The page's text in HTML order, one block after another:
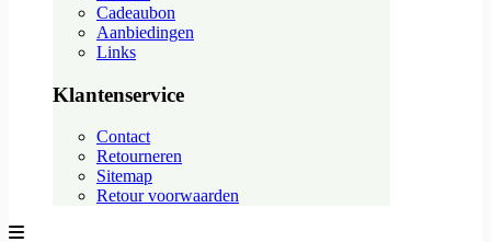
Cadeaubon
Aanbiedingen
Links
Klantenservice
Contact
Retourneren
Sitemap
Retour voorwaarden